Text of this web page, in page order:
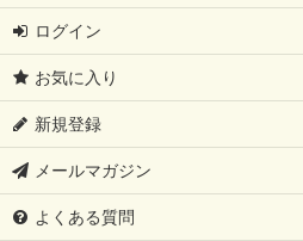
ログイン
お気に入り
新規登録
メールマガジン
よくある質問